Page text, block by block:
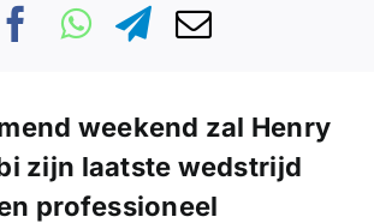
weekend zal Henry
zijn laatste wedstrijd
professioneel